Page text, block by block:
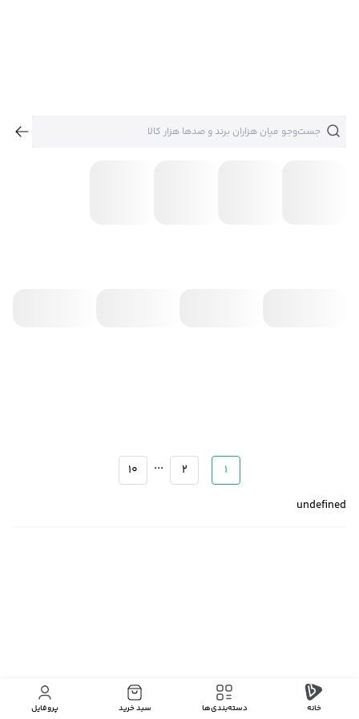
1
2
...
10
undefined
خانه دسته‌بندی‌‌ها سبد خرید پروفایل